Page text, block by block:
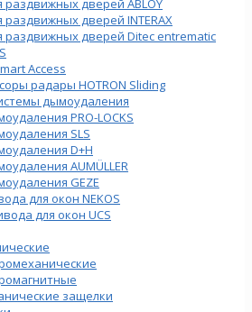
дверей INTERAX
раздвижных дверей Ditec entrematic
Access
радары HOTRON Sliding
дымоудаления
PRO-LOCKS
SLS
D+H
AUMÜLLER
GEZE
для окон NEKOS
для окон UСS
защелки